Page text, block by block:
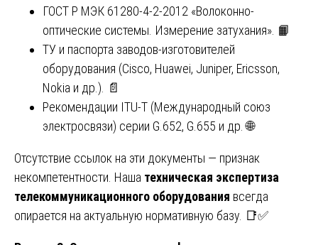
ГОСТ Р МЭК 61280-4-2-2012 «Волоконно-
оптические системы. Измерение затухания». 📙
ТУ и паспорта заводов-изготовителей
оборудования (Cisco, Huawei, Juniper, Ericsson,
Nokia и др.). 📄
Рекомендации ITU-T (Международный союз
электросвязи) серии G.652, G.655 и др. 🌐
Отсутствие ссылок на эти документы — признак
некомпетентности. Наша техническая экспертиза
телекоммуникационного оборудования всегда
опирается на актуальную нормативную базу. 📑✅